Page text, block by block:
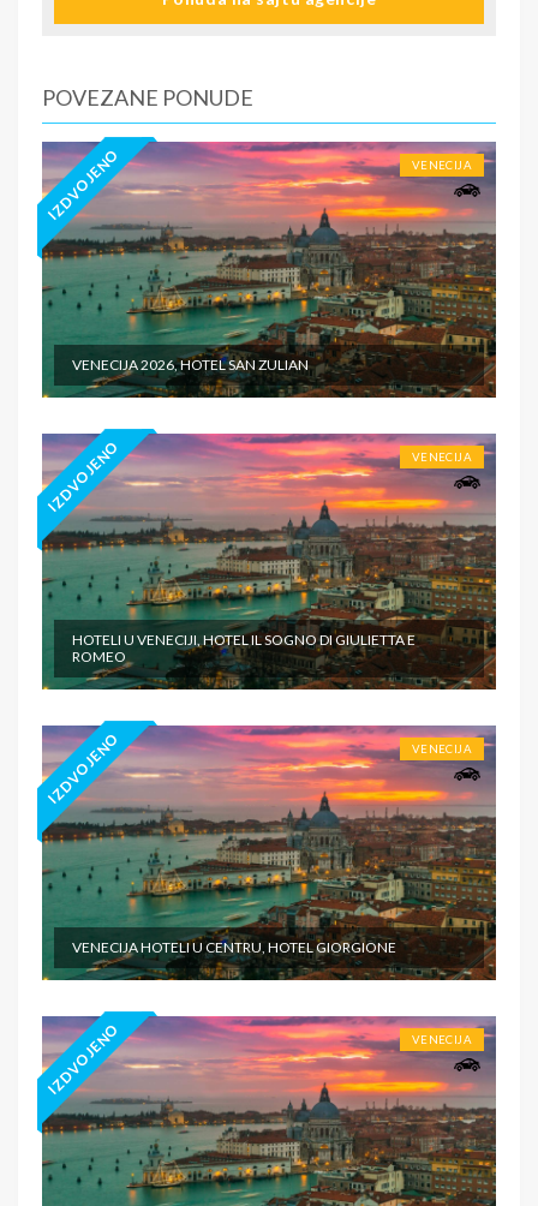
Tiara Holidaysje da putnik poseduje navedeno
POVEZANE PONUDE
IZDVOJENO VENECIJA
VENECIJA 2026, HOTEL SAN ZULIAN
IZDVOJENO VENECIJA
HOTELI U VENECIJI, HOTEL IL SOGNO DI GIULIETTA E
ROMEO
IZDVOJENO VENECIJA
VENECIJA HOTELI U CENTRU, HOTEL GIORGIONE
IZDVOJENO VENECIJA